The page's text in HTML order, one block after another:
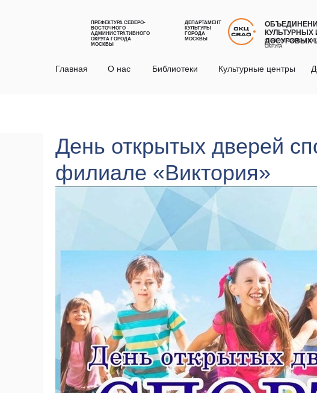
ПРЕФЕКТУРА СЕВЕРО-
ВОСТОЧНОГО
АДМИНИСТРАТИВНОГО
ОКРУГА ГОРОДА
МОСКВЫ
ДЕПАРТАМЕНТ
КУЛЬТУРЫ
ГОРОДА
МОСКВЫ
КУЛЬТУРНЫХ
ДОСУГОВЫХ
СЕВЕРО-
ОКРУГА
Главная О нас Библиотеки Культурные центры
День открытых дверей
филиале «Виктория»